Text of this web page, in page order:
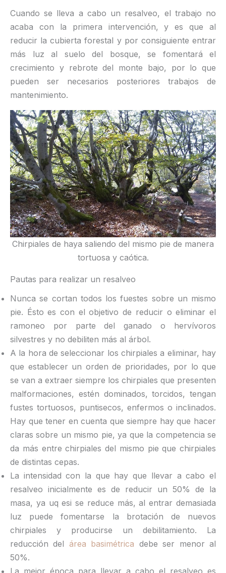
Cuando se lleva a cabo un resalveo, el trabajo no
acaba con la primera intervención, y es que al
reducir la cubierta forestal y por consiguiente entrar
más luz al suelo del bosque, se fomentará el
crecimiento y rebrote del monte bajo, por lo que
pueden ser necesarios posteriores trabajos de
mantenimiento.
Chirpiales de haya saliendo del mismo pie de manera
tortuosa y caótica.
Pautas para realizar un resalveo
Nunca se cortan todos los fuestes sobre un mismo
pie. Ésto es con el objetivo de reducir o eliminar el
ramoneo por parte del ganado o hervívoros
silvestres y no debiliten más al árbol.
A la hora de seleccionar los chirpiales a eliminar, hay
que establecer un orden de prioridades, por lo que
se van a extraer siempre los chirpiales que presenten
malformaciones, estén dominados, torcidos, tengan
fustes tortuosos, puntisecos, enfermos o inclinados.
Hay que tener en cuenta que siempre hay que hacer
claras sobre un mismo pie, ya que la competencia se
da más entre chirpiales del mismo pie que chirpiales
de distintas cepas.
La intensidad con la que hay que llevar a cabo el
resalveo inicialmente es de reducir un 50% de la
masa, ya uq esi se reduce más, al entrar demasiada
luz puede fomentarse la brotación de nuevos
chirpiales y producirse un debilitamiento. La
reducción del área basimétrica debe ser menor al
50%.